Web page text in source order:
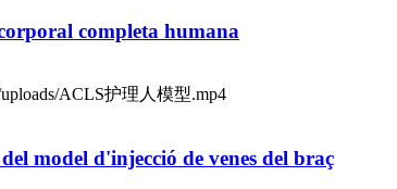
completa humana
ACLS护理人模型.mp4
model d'injecció de venes del braç